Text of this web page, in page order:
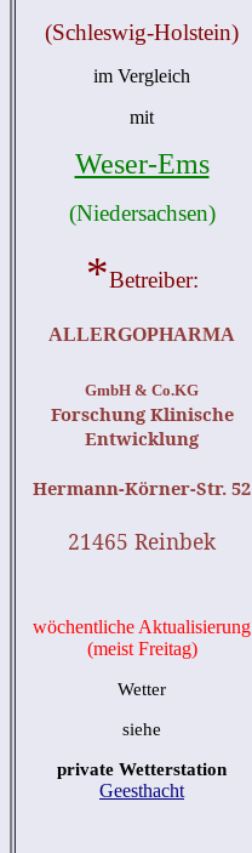
(Schleswig-Holstein)
im Vergleich
mit
Weser-Ems
(Niedersachsen)
*Betreiber:
ALLERGOPHARMA
GmbH & Co.KG
Forschung Klinische
Entwicklung
Hermann-Körner-Str. 52
21465 Reinbek
wöchentliche Aktualisierung
(meist Freitag)
Wetter
siehe
private Wetterstation
Geesthacht